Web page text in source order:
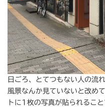
日ごろ、とてつもない人の流
風景なんか見ていないと改め
トに1枚の写真が貼られるこ